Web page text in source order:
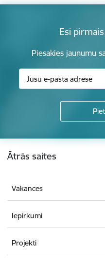
Esi
Piesakies jaunumu
Ātrās saites
Vakances
Iepirkumi
Projekti